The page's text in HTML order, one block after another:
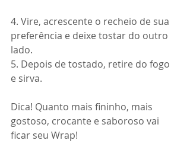
4. Vire, acrescente o recheio de sua
preferência e deixe tostar do outro
lado.
5. Depois de tostado, retire do fogo
e sirva.
Dica! Quanto mais fininho, mais
gostoso, crocante e saboroso vai
ficar seu Wrap!